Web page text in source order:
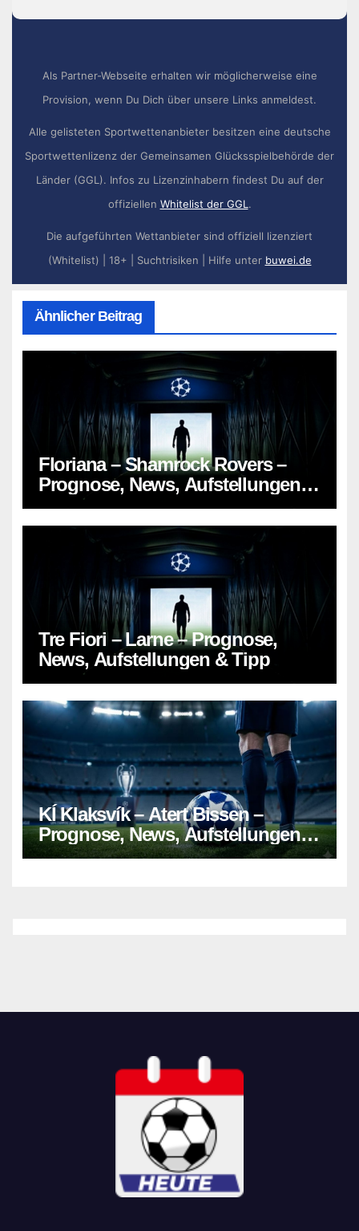
Als Partner-Webseite erhalten wir möglicherweise eine
Provision, wenn Du Dich über unsere Links anmeldest.
Alle gelisteten Sportwettenanbieter besitzen eine deutsche
Sportwettenlizenz der Gemeinsamen Glücksspielbehörde der
Länder (GGL). Infos zu Lizenzinhabern findest Du auf der
offiziellen Whitelist der GGL .
Die aufgeführten Wettanbieter sind offiziell lizenziert
(Whitelist) | 18+ | Suchtrisiken | Hilfe unter buwei.de
Ähnlicher Beitrag
Floriana – Shamrock Rovers –
Prognose, News, Aufstellungen &
Tipp
Tre Fiori – Larne – Prognose,
News, Aufstellungen & Tipp
KÍ Klaksvík – Atert Bissen –
Prognose, News, Aufstellungen &
Tipp